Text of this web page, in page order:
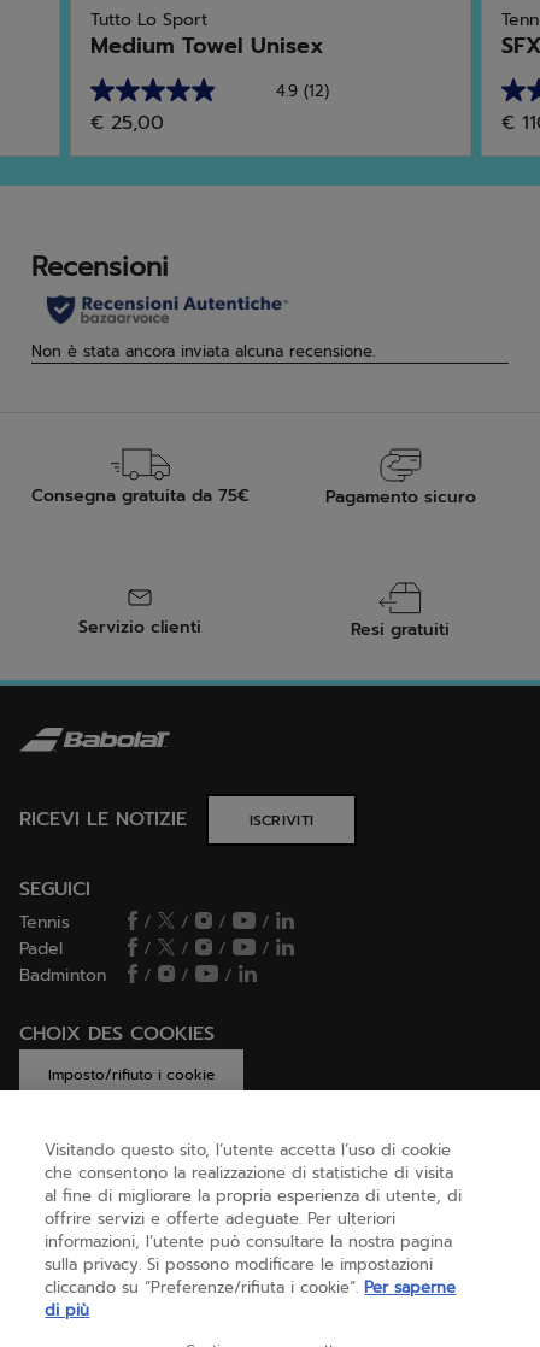
Tutto Lo Sport
Medium Towel Unisex
4.9 (12)
4.9
su
5
stelle.
recensioni
€ 25,00
3.0
su
5
€
Consegna gratuita da 75€ Pagamento sicuro
Servizio clienti Resi gratuiti
RICEVI LE NOTIZIE ISCRIVITI
SEGUICI
Tennis / / /
/
Padel
/ / /
/
Badminton
/ / /
CHOIX DES COOKIES
Imposto/rifiuto i cookie
AIUTO
CHI SIAMO
Visitando questo sito, l’utente accetta l’uso di cookie
che consentono la realizzazione di statistiche di visita
al fine di migliorare la propria esperienza di utente, di
offrire servizi e offerte adeguate. Per ulteriori
informazioni, l’utente può consultare la nostra pagina
sulla privacy. Si possono modificare le impostazioni
cliccando su “Preferenze/rifiuta i cookie”. Per saperne
di più